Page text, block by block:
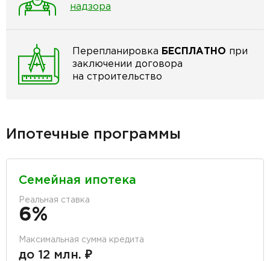
надзора
Перепланировка БЕСПЛАТНО при
заключении договора
на строительство
Ипотечные программы
Семейная ипотека
Реальная ставка
6%
Максимальная сумма кредита
до 12 млн. ₽